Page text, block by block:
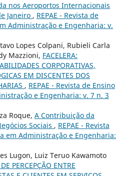
nos Aeroportos Internacionais
Janeiro , REPAE - Revista de
Administração e Engenharia: v.
Lopes Colpani, Rubieli Carla
Mazzioni, FACELERA:
CORPORATIVAS,
EM DISCENTES DOS
, REPAE - Revista de Ensino
e Engenharia: v. 7 n. 3
Roque, A Contribuição da
Sociais , REPAE - Revista
em Administração e Engenharia:
Lugon, Luiz Teruo Kawamoto
PERCEPÇÃO ENTRE